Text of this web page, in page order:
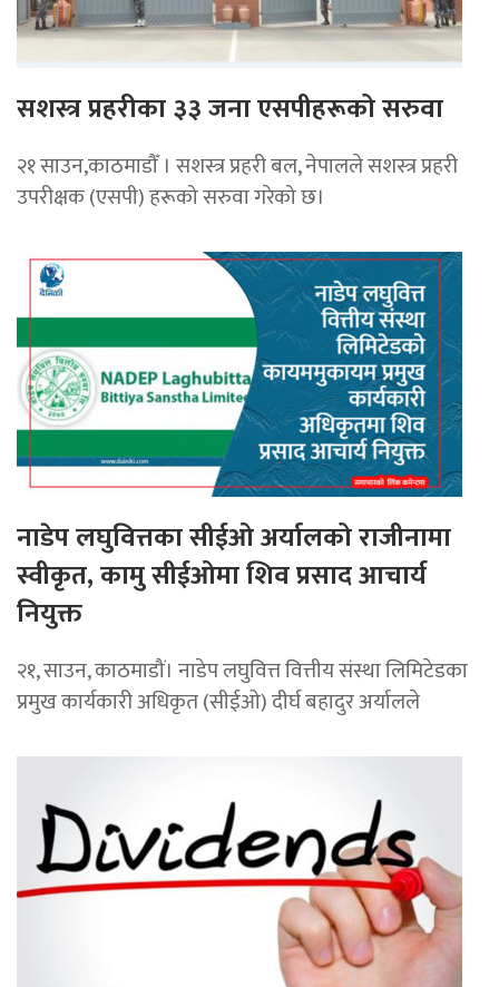
सशस्त्र प्रहरीका ३३ जना एसपीहरूको सरुवा
२१ साउन,काठमाडौँ । सशस्त्र प्रहरी बल, नेपालले सशस्त्र प्रहरी
उपरीक्षक (एसपी) हरूको सरुवा गरेको छ।
नाडेप लघुवित्तका सीईओ अर्यालको राजीनामा
स्वीकृत, कामु सीईओमा शिव प्रसाद आचार्य
नियुक्त
२१, साउन, काठमाडौं। नाडेप लघुवित्त वित्तीय संस्था लिमिटेडका
प्रमुख कार्यकारी अधिकृत (सीईओ) दीर्घ बहादुर अर्यालले